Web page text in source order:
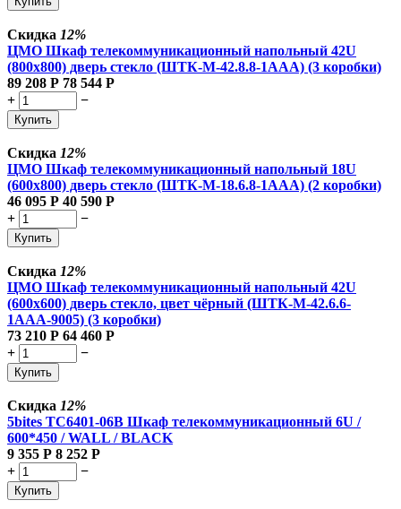
Скидка 12%
ЦМО Шкаф телекоммуникационный напольный 42U
(800x800) дверь стекло (ШТК-М-42.8.8-1ААА) (3 коробки)
89 208 Р 78 544 Р
+
−
Купить
Скидка 12%
ЦМО Шкаф телекоммуникационный напольный 18U
(600x800) дверь стекло (ШТК-М-18.6.8-1AAA) (2 коробки)
46 095 Р 40 590 Р
+
−
Купить
Скидка 12%
ЦМО Шкаф телекоммуникационный напольный 42U
(600x600) дверь стекло, цвет чёрный (ШТК-М-42.6.6-
1ААА-9005) (3 коробки)
73 210 Р 64 460 Р
+
−
Купить
Скидка 12%
5bites TC6401-06B Шкаф телекоммуникационный 6U /
600*450 / WALL / BLACK
9 355 Р 8 252 Р
+
−
Купить